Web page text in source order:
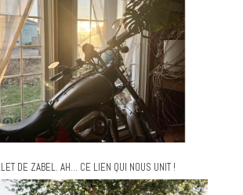
DE ZABEL. AH… CE LIEN QUI NOUS UNIT !